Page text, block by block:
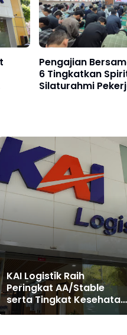
Pengajian
6 Tingkatkan
Silaturahmi
KAI Logistik Raih
Peringkat AA/Stable
serta Tingkat Kesehatan
dan Predikat "Sehat",